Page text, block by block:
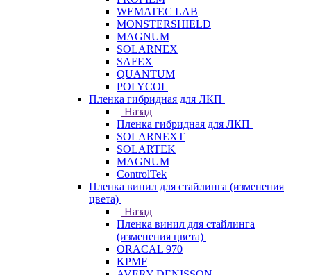
WEMATEC LAB
MONSTERSHIELD
MAGNUM
SOLARNEX
SAFEX
QUANTUM
POLYCOL
Пленка гибридная для ЛКП
Назад
Пленка гибридная для ЛКП
SOLARNEXT
SOLARTEK
MAGNUM
ControlTek
Пленка винил для стайлинга (изменения
цвета)
Назад
Пленка винил для стайлинга
(изменения цвета)
ORACAL 970
KPMF